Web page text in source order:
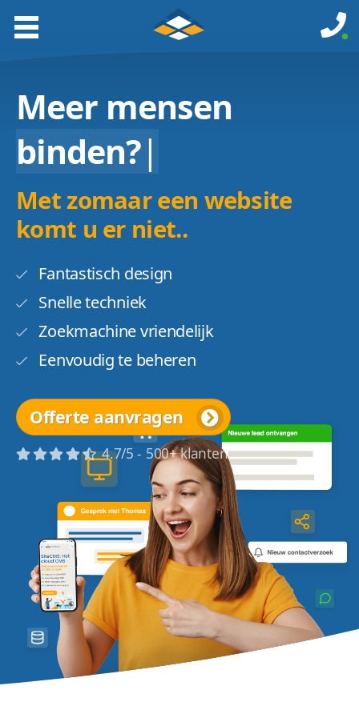
Meer mensen
binden?|
Met zomaar een website
komt u er niet..
Fantastisch design
Snelle techniek
Zoekmachine vriendelijk
Eenvoudig te beheren
Offerte aanvragen
4.7/5 - 500+ klanten